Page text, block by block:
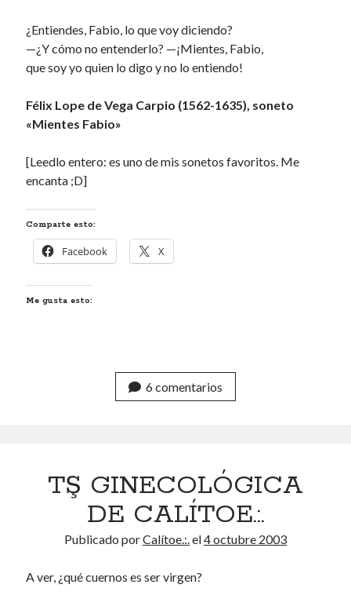
¿Entiendes, Fabio, lo que voy diciendo?
—¿Y cómo no entenderlo? —¡Mientes, Fabio,
que soy yo quien lo digo y no lo entiendo!
Félix Lope de Vega Carpio (1562-1635), soneto
«Mientes Fabio»
[Leedlo entero: es uno de mis sonetos favoritos. Me
encanta ;D]
Comparte esto:
Facebook X
Me gusta esto:
6 comentarios
TŞ GINECOLÓGICA
DE CALÍTOE.:.
Publicado porCalítoe.:.el4 octubre 2003
A ver, ¿qué cuernos es ser virgen?